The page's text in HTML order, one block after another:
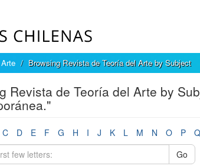
Browsing Revista de Teoría del Arte by Subject
Revista de Teoría del Arte by
C D E F G H I J K L M N O P Q
Go